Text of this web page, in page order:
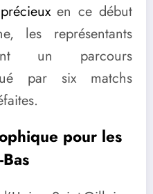
en ce début
les représentants
un parcours
par six matchs
pour les